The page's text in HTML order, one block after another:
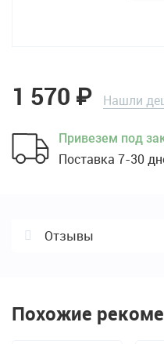
1 570 ₽ Нашли
Привезем под
Поставка 7-30
Отзывы
кабель USB или
charger station
Похожие